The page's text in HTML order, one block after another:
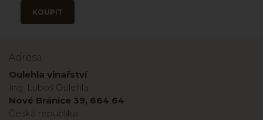
KOUPIT
Adresa
Oulehla vinařství
Ing. Luboš Oulehla
Nové Bránice 39, 664 64
Česká republika